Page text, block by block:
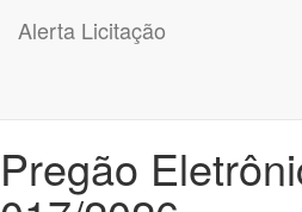
Alerta Licitação
Pregão